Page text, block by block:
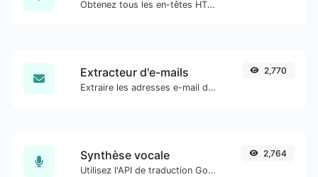
Obtenez tous les en-têtes HTTP qu'une URL renvoie pour une requête GET typique.
Extracteur d'e-mails
Extraire les adresses e-mail de tout type de contenu textuel.
2,770
Synthèse vocale
Utilisez l'API de traduction Google pour générer de l'audio de synthèse vocale.
2,764